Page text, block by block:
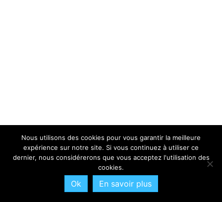
Nous utilisons des cookies pour vous garantir la meilleure
expérience sur notre site. Si vous continuez à utiliser ce
dernier, nous considérerons que vous acceptez l'utilisation des
cookies.
Ok En savoir plus